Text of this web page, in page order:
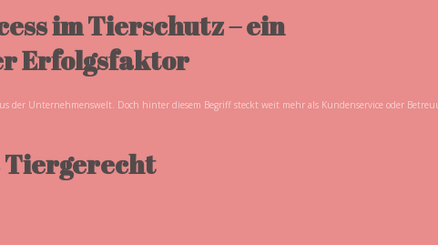
im Tierschutz – ein
Erfolgsfaktor
der Unternehmenswelt. Doch hinter diesem Begriff steckt weit mehr als Kundenservice oder
Tiergerecht